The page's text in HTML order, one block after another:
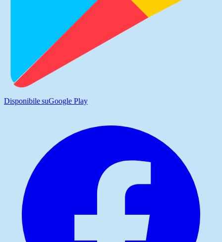
Disponibile suGoogle Play